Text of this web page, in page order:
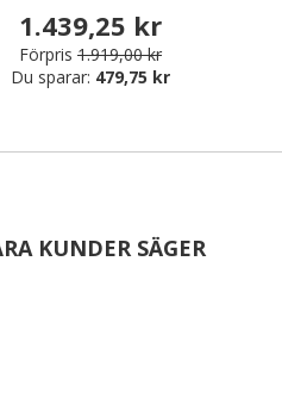
1.439,25 kr
Förpris 1.919,00 kr
Du sparar: 479,75 kr
KUNDER SÄGER